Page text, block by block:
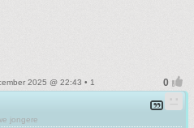
2025 @ 22:43 • 1
jongere